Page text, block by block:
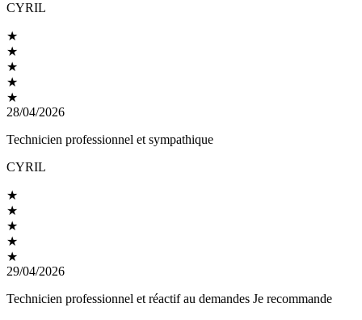
CYRIL
★
★
★
★
★
28/04/2026
Technicien professionnel et sympathique
CYRIL
★
★
★
★
★
29/04/2026
Technicien professionnel et réactif au demandes Je recommande